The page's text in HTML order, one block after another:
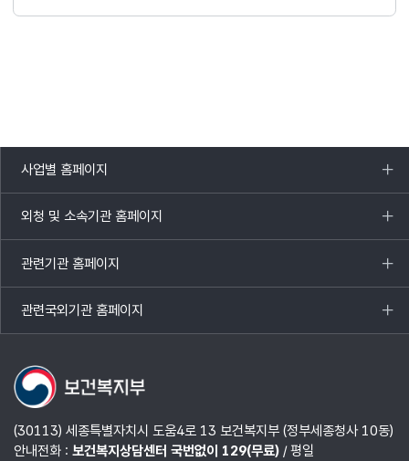
사업별 홈페이지
목록
열기
외청 및 소속기관 홈페이지
목록
열기
관련기관 홈페이지
목록
열기
관련국외기관 홈페이지
목록
열기
(30113) 세종특별자치시 도움4로 13 보건복지부 (정부세종청사 10동)
안내전화 : 보건복지상담센터 국번없이 129(무료)/ 평일